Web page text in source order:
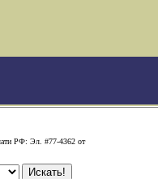
РФ: Эл. #77-4362 от